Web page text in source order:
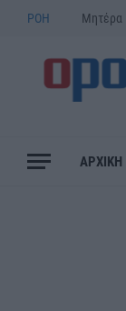
ΡΟΗ
ΑΡΧΙΚΗ